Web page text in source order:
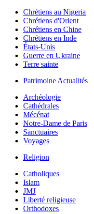
Chrétiens au Nigeria
Chrétiens d'Orient
Chrétiens en Chine
Chrétiens en Inde
États-Unis
Guerre en Ukraine
Terre sainte
Patrimoine Actualités
Archéologie
Cathédrales
Mécénat
Notre-Dame de Paris
Sanctuaires
Voyages
Religion
Catholiques
Islam
JMJ
Liberté religieuse
Orthodoxes